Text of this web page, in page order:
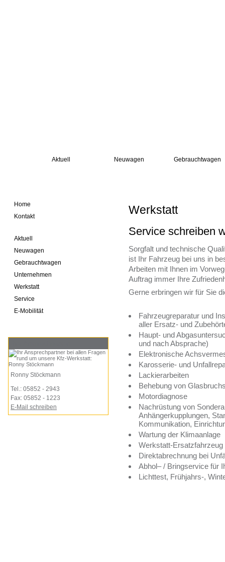
Home
Kontakt
Aktuell
Neuwagen
Gebrauchtwagen
Unternehmen
Werkstatt
Service
E-Mobilität
Ronny Stöckmann
Tel.: 05852 - 2943
Fax: 05852 - 1223
E-Mail schreiben
Werkstatt
Service schreiben
Sorgfalt und technische
ist Ihr Fahrzeug bei uns in
Arbeiten mit Ihnen im
Auftrag immer Ihre
Gerne erbringen wir für Sie
Fahrzeugreparatur und
aller Ersatz- und
Haupt- und
und nach Absprache)
Elektronische
Karosserie- und
Lackierarbeiten
Behebung von
Motordiagnose
Nachrüstung von
Anhängerkupplungen,
Kommunikation,
Wartung der Klimaanlage
Werkstatt-Ersatzfahrzeug
Direktabrechnung bei
Abhol– / Bringservice für
Lichttest, Frühjahrs-,
Aktuell Neuwagen Gebrauchtwagen